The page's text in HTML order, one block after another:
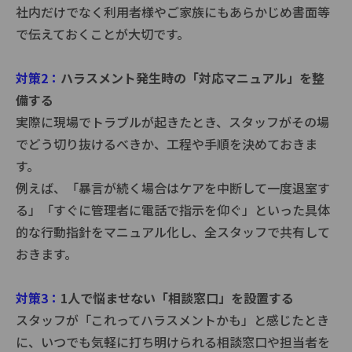
社内だけでなく利用者様やご家族にもあらかじめ書面等
で伝えておくことが大切です。
対策2： ハラスメント発生時の「対応マニュアル」を整
備する
実際に現場でトラブルが起きたとき、スタッフがその場
でどう切り抜けるべきか、工程や手順を決めておきま
す。
例えば、「暴言が続く場合はケアを中断して一度退室す
る」「すぐに管理者に電話で指示を仰ぐ」といった具体
的な行動指針をマニュアル化し、全スタッフで共有して
おきます。
対策3： 1人で悩ませない「相談窓口」を設置する
スタッフが「これってハラスメントかも」と感じたとき
に、いつでも気軽に打ち明けられる相談窓口や担当者を